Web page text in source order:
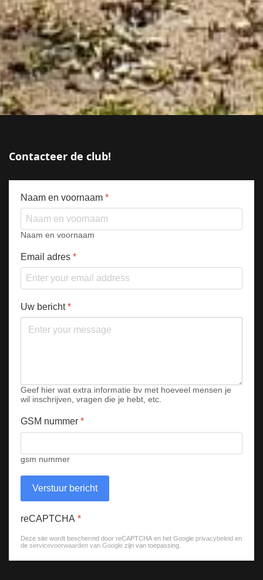
Contacteer de club!
Naam en voornaam *
Naam en voornaam
Email adres *
Uw bericht*
Geef hier wat extra informatie bv met hoeveel mensen je
wil inschrijven, vragen die je hebt, etc.
GSM nummer *
gsm nummer
Verstuur bericht
reCAPTCHA *
Deze site wordt beschermd door reCAPTCHA en het Google privacybeleid en
de servicevoorwaarden van Google zijn van toepassing.